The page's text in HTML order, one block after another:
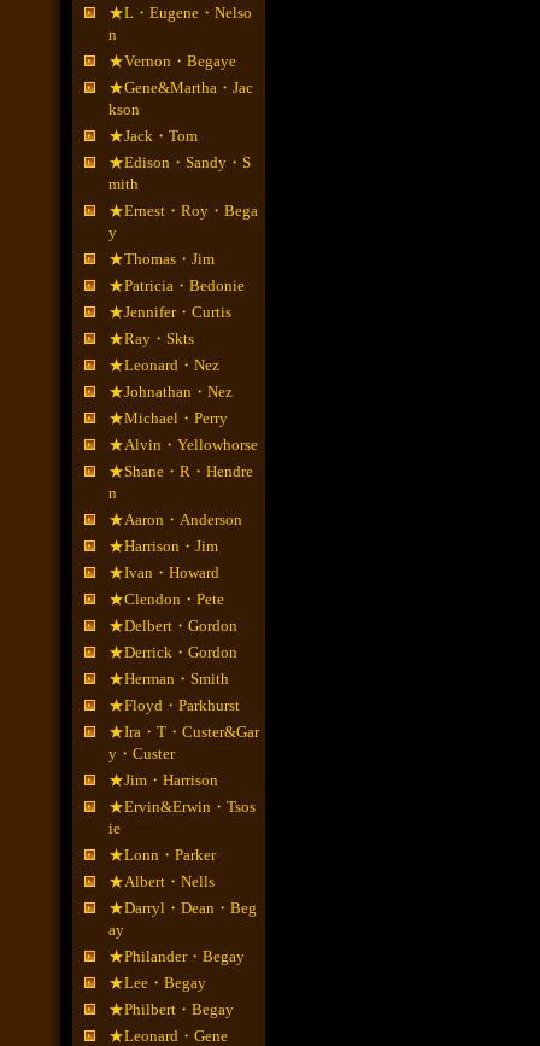
★L・Eugene・Nelso
n
★Vernon・Begaye
★Gene&Martha・Jac
kson
★Jack・Tom
★Edison・Sandy・S
mith
★Ernest・Roy・Bega
y
★Thomas・Jim
★Patricia・Bedonie
★Jennifer・Curtis
★Ray・Skts
★Leonard・Nez
★Johnathan・Nez
★Michael・Perry
★Alvin・Yellowhorse
★Shane・R・Hendre
n
★Aaron・Anderson
★Harrison・Jim
★Ivan・Howard
★Clendon・Pete
★Delbert・Gordon
★Derrick・Gordon
★Herman・Smith
★Floyd・Parkhurst
★Ira・T・Custer&Gar
y・Custer
★Jim・Harrison
★Ervin&Erwin・Tsos
ie
★Lonn・Parker
★Albert・Nells
★Darryl・Dean・Beg
ay
★Philander・Begay
★Lee・Begay
★Philbert・Begay
★Leonard・Gene